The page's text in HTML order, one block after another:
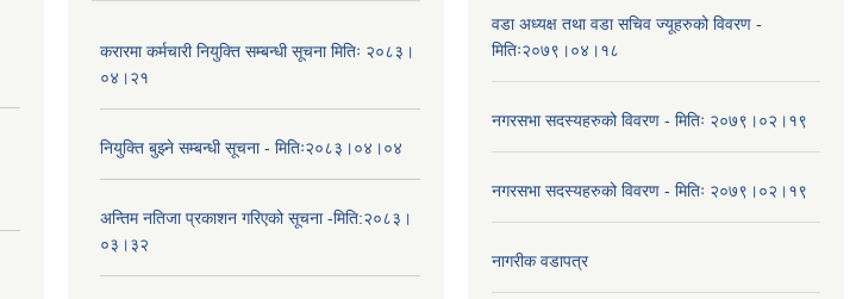
करारमा कर्मचारी नियुक्ति सम्बन्धी सूचना मितिः २०८३।
०४।२१
नियुक्ति बुझ्ने सम्बन्धी सूचना - मितिः२०८३।०४।०४
अन्तिम नतिजा प्रकाशन गरिएको सूचना -मिति:२०८३।
०३।३२
वडा अध्यक्ष तथा वडा सचिव ज्यूहरुको विवरण -
मितिः२०७९।०४।१८
नगरसभा सदस्यहरुको विवरण - मितिः २०७९।०२।१९
नगरसभा सदस्यहरुको विवरण - मितिः २०७९।०२।१९
नागरीक वडापत्र